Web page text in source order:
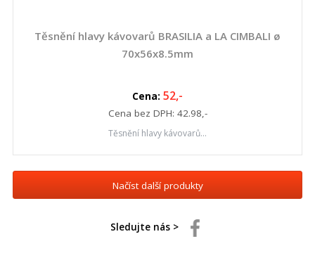
Těsnění hlavy kávovarů BRASILIA a LA CIMBALI ø
70x56x8.5mm
Cena: 52,-
Cena bez DPH: 42.98,-
Těsnění hlavy kávovarů...
Načíst další produkty
Sledujte nás >